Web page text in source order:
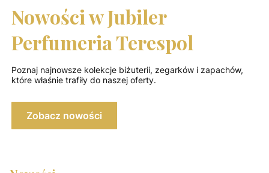
Nowości w Jubiler
Perfumeria Terespol
Poznaj najnowsze kolekcje biżuterii, zegarków i zapachów,
które właśnie trafiły do naszej oferty.
Zobacz nowości